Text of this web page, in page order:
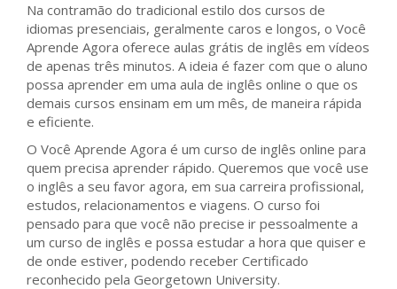
Na contramão do tradicional estilo dos cursos de
idiomas presenciais, geralmente caros e longos, o Você
Aprende Agora oferece aulas grátis de inglês em vídeos
de apenas três minutos. A ideia é fazer com que o aluno
possa aprender em uma aula de inglês online o que os
demais cursos ensinam em um mês, de maneira rápida
e eficiente.
O Você Aprende Agora é um curso de inglês online para
quem precisa aprender rápido. Queremos que você use
o inglês a seu favor agora, em sua carreira profissional,
estudos, relacionamentos e viagens. O curso foi
pensado para que você não precise ir pessoalmente a
um curso de inglês e possa estudar a hora que quiser e
de onde estiver, podendo receber Certificado
reconhecido pela Georgetown University.